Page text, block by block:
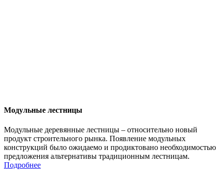
Модульные лестницы
Модульные деревянные лестницы – относительно новый
продукт строительного рынка. Появление модульных
конструкций было ожидаемо и продиктовано необходимостью
предложения альтернативы традиционным лестницам.
Подробнее